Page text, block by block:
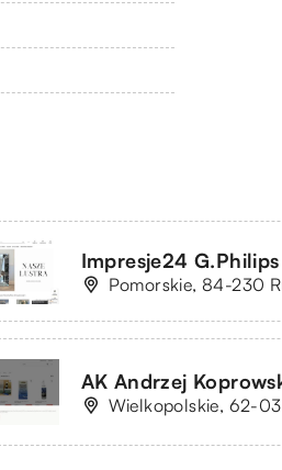
Impresje24 G.Philips
Pomorskie, 84-230
AK Andrzej
Wielkopolskie, 62-